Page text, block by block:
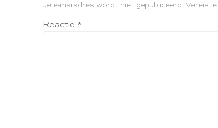
Je e-mailadres wordt niet gepubliceerd. Vereiste
Reactie *